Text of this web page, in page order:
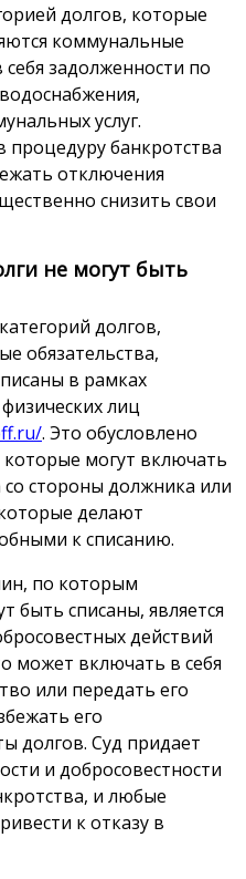
долгов, которые
коммунальные
задолженности по
услуг.
процедуру банкротства
отключения
снизить свои
не могут быть
долгов,
обязательства,
в рамках
лиц
. Это обусловлено
могут включать
со стороны должника или
делают
к списанию.
по которым
быть списаны, является
действий
может включать в себя
или передать его
его
долгов. Суд придает
и добросовестности
и любые
к отказу в